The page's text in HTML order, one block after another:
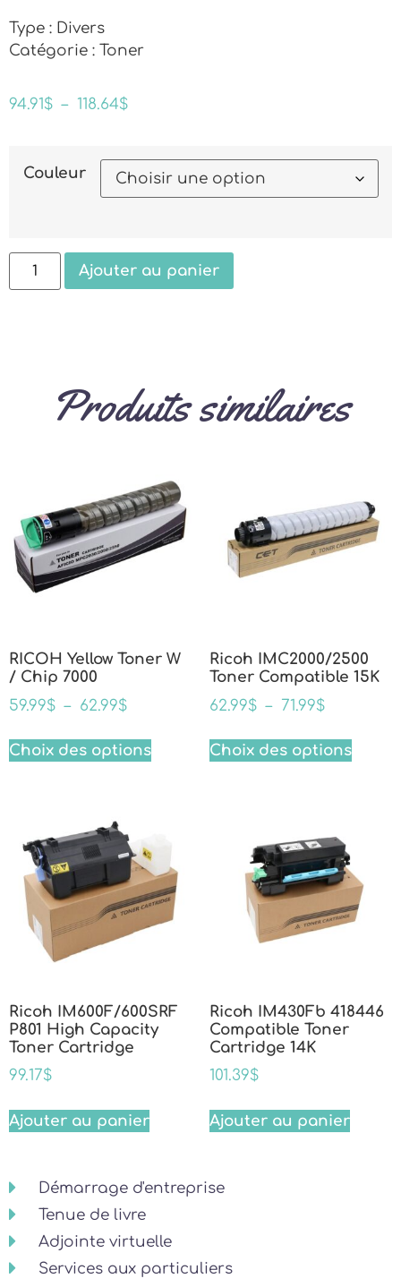
Type : Divers
Catégorie : Toner
94.91$ – 118.64$
Couleur
Ajouter au panier
Produits similaires
RICOH Yellow Toner W
/ Chip 7000
59.99$ – 62.99$
Choix des options
Ricoh IMC2000/2500
Toner Compatible 15K
62.99$ – 71.99$
Choix des options
Ricoh IM600F/600SRF
P801 High Capacity
Toner Cartridge
99.17$
Ajouter au panier
Ricoh IM430Fb 418446
Compatible Toner
Cartridge 14K
101.39$
Ajouter au panier
Démarrage d'entreprise
Tenue de livre
Adjointe virtuelle
Services aux particuliers